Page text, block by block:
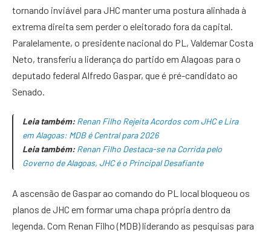
tornando inviável para JHC manter uma postura alinhada à
extrema direita sem perder o eleitorado fora da capital.
Paralelamente, o presidente nacional do PL, Valdemar Costa
Neto, transferiu a liderança do partido em Alagoas para o
deputado federal Alfredo Gaspar, que é pré-candidato ao
Senado.
Leia também: Renan Filho Rejeita Acordos com JHC e Lira
em Alagoas: MDB é Central para 2026
Leia também: Renan Filho Destaca-se na Corrida pelo
Governo de Alagoas, JHC é o Principal Desafiante
A ascensão de Gaspar ao comando do PL local bloqueou os
planos de JHC em formar uma chapa própria dentro da
legenda. Com Renan Filho (MDB) liderando as pesquisas para